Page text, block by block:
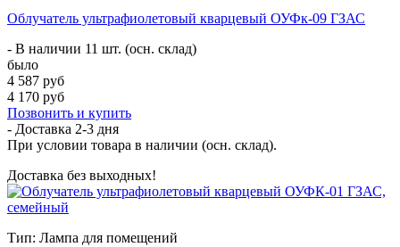
Облучатель ультрафиолетовый кварцевый ОУФк-09 ГЗАС
- В наличии 11 шт. (осн. склад)
было
4 587 руб
4 170 руб
Позвонить и купить
- Доставка 2-3 дня
При условии товара в наличии (осн. склад).
Доставка без выходных!
Тип: Лампа для помещений